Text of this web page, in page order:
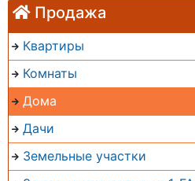
Продажа
Квартиры
Комнаты
Дома
Дачи
Земельные участки